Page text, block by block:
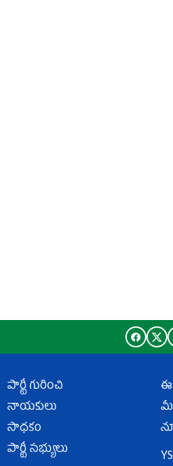
పార్టీ గురించి
నాయకులు
సాధకం
పార్టీ సభ్యులు